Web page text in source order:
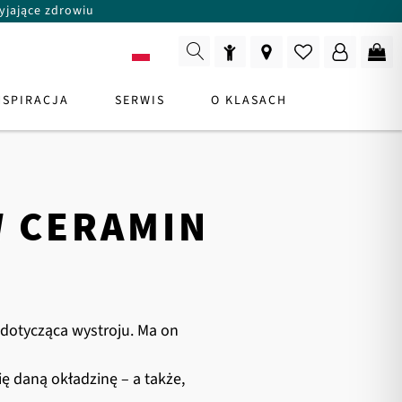
zdrowiu
PL
SERWIS O KLASACH
DS. PRODUKTÓW
CERAMIN
wystroju. Ma on
daną okładzinę – a także,